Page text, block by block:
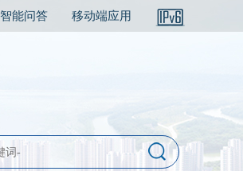
智能问答 移动端应用